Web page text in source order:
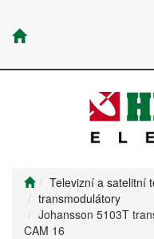
Televizní a satelitní
transmodulátory
Johansson 5103T
CAM 16